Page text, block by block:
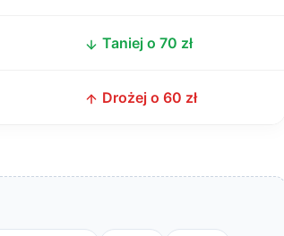
Taniej o 70 zł
Drożej o 60 zł